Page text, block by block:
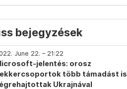
bejegyzések
June 22. – 21:22
jelentés: orosz
több támadást is
Ukrajnával